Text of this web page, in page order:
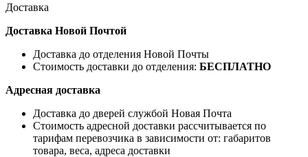
Доставка
Доставка Новой Почтой
Доставка до отделения Новой Почты
Стоимость доставки до отделения: БЕСПЛАТНО
Адресная доставка
Доставка до дверей службой Новая Почта
Стоимость адресной доставки рассчитывается по
тарифам перевозчика в зависимости от: габаритов
товара, весa, адреса доставки